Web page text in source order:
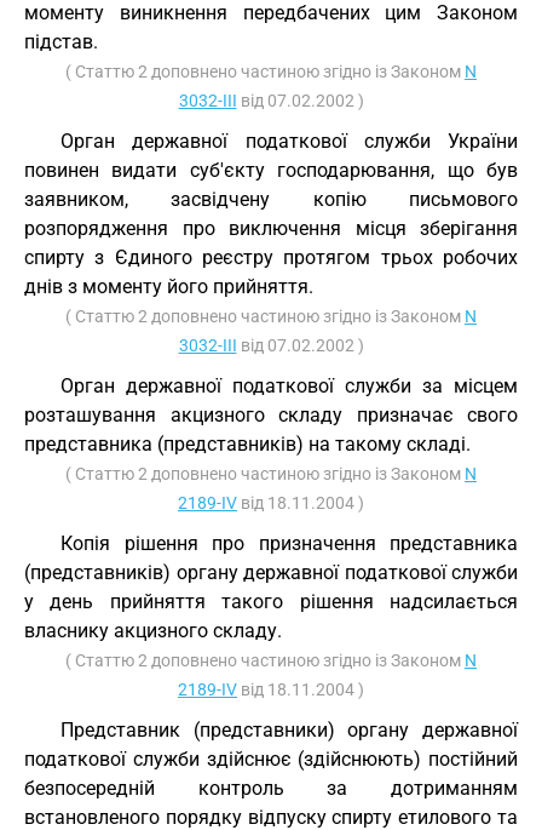
моменту виникнення передбачених цим Законом
підстав.
( Статтю 2 доповнено частиною згідно із Законом N
3032-III від 07.02.2002 )
Орган державної податкової служби України
повинен видати суб'єкту господарювання, що був
заявником, засвідчену копію письмового
розпорядження про виключення місця зберігання
спирту з Єдиного реєстру протягом трьох робочих
днів з моменту його прийняття.
( Статтю 2 доповнено частиною згідно із Законом N
3032-III від 07.02.2002 )
Орган державної податкової служби за місцем
розташування акцизного складу призначає свого
представника (представників) на такому складі.
( Статтю 2 доповнено частиною згідно із Законом N
2189-IV від 18.11.2004 )
Копія рішення про призначення представника
(представників) органу державної податкової служби
у день прийняття такого рішення надсилається
власнику акцизного складу.
( Статтю 2 доповнено частиною згідно із Законом N
2189-IV від 18.11.2004 )
Представник (представники) органу державної
податкової служби здійснює (здійснюють) постійний
безпосередній контроль за дотриманням
встановленого порядку відпуску спирту етилового та